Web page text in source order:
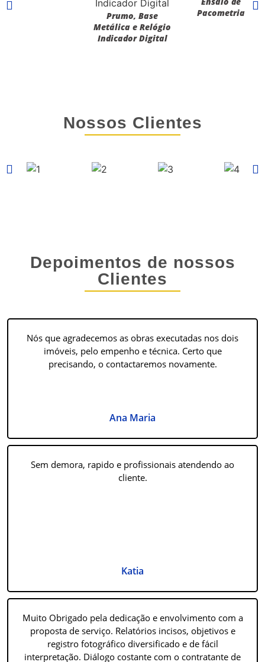
Prumo, Base
Metálica e Relógio
Indicador Digital
Pacometria
Nossos Clientes
Depoimentos de nossos
Clientes
Nós que agradecemos as obras executadas nos dois
imóveis, pelo empenho e técnica. Certo que
precisando, o contactaremos novamente.
Ana Maria
Sem demora, rapido e profissionais atendendo ao
cliente.
Katia
Muito Obrigado pela dedicação e envolvimento com a
proposta de serviço. Relatórios incisos, objetivos e
registro fotográfico diversificado e de fácil
interpretação. Diálogo costante com o contratante de